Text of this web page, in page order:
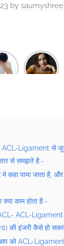
by saumyshree
नहीं
वजन
घटाने के
ACL-Ligament से
से समझते है:-
मे कहा पाया जाता है,
काम होता है:-
ACL-
की इंजरी कैसे हो
को ACL-